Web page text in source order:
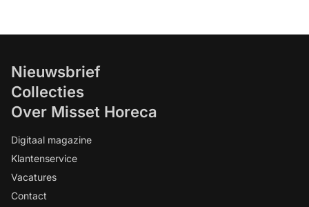
Nieuwsbrief
Collecties
Over Misset Horeca
Digitaal magazine
Klantenservice
Vacatures
Contact